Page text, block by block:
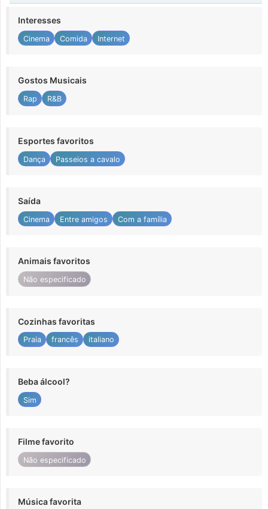
Interesses
Cinema Comida Internet
Gostos Musicais
Rap R&B
Esportes favoritos
Dança Passeios a cavalo
Saída
Cinema Entre amigos Com a família
Animais favoritos
Não especificado
Cozinhas favoritas
Praia francês italiano
Beba álcool?
Sim
Filme favorito
Não especificado
Música favorita